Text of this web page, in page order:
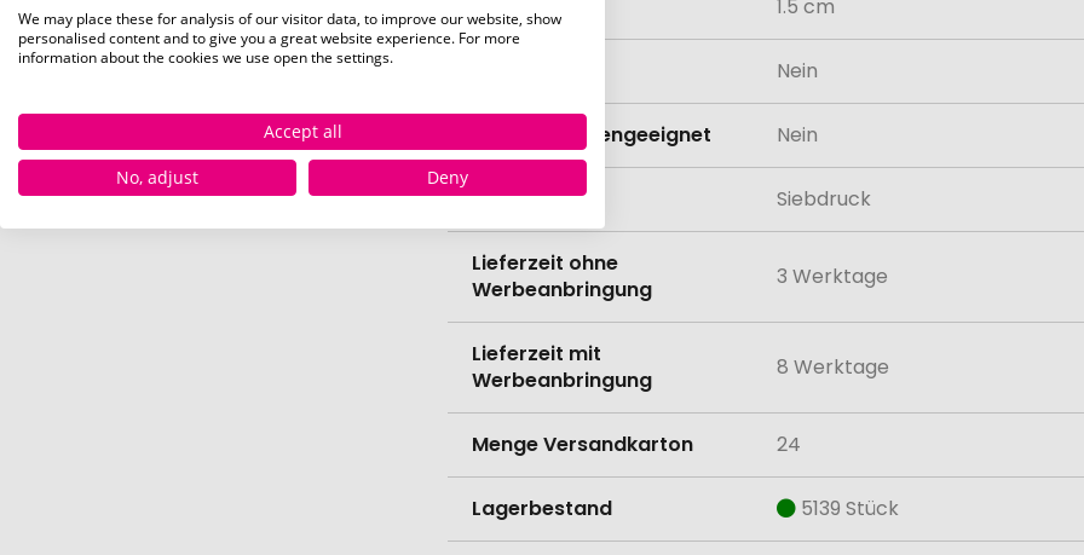
Höhe 1.5 cm
Nein
Spülmaschinengeeignet Nein
Veredelung Siebdruck
Lieferzeit ohne
Werbeanbringung
3 Werktage
Lieferzeit mit
Werbeanbringung
8 Werktage
Menge Versandkarton 24
Lagerbestand 5139 Stück
We may place these for analysis of our visitor data, to improve our website, show
personalised content and to give you a great website experience. For more
information about the cookies we use open the settings.
Accept all
No, adjust
Deny